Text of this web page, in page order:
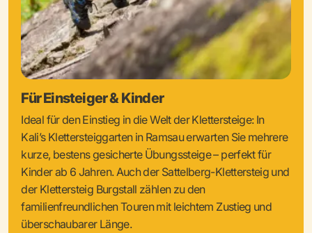
Für Einsteiger & Kinder
Ideal für den Einstieg in die Welt der Klettersteige: In
Kali’s Klettersteiggarten in Ramsau erwarten Sie mehrere
kurze, bestens gesicherte Übungssteige – perfekt für
Kinder ab 6 Jahren. Auch der Sattelberg-Klettersteig und
der Klettersteig Burgstall zählen zu den
familienfreundlichen Touren mit leichtem Zustieg und
überschaubarer Länge.